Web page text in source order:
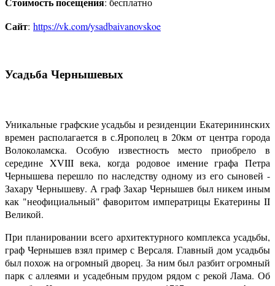
Сайт: https://vk.com/ysadbaivanovskoe
Усадьба Чернышевых
Уникальные графские усадьбы и резиденции Екатерининских
времен располагается в с.Ярополец в 20км от центра города
Волоколамска. Особую известность место приобрело в
середине XVIII века, когда родовое имение графа Петра
Чернышева перешло по наследству одному из его сыновей -
Захару Чернышеву. А граф Захар Чернышев был никем иным
как "неофициальный" фаворитом императрицы Екатерины II
Великой.
При планировании всего архитектурного комплекса усадьбы,
граф Чернышев взял пример с Версаля. Главный дом усадьбы
был похож на огромный дворец. За ним был разбит огромный
парк с аллеями и усадебным прудом рядом с рекой Лама. Об